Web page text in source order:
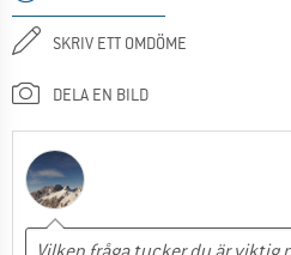
SKRIV ETT OMDÖME
DELA EN BILD